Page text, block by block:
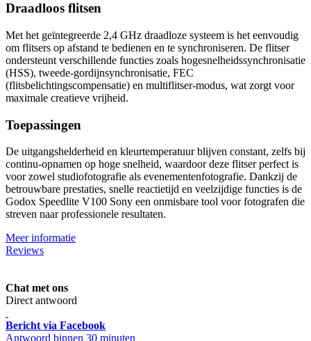
Draadloos flitsen
Met het geïntegreerde 2,4 GHz draadloze systeem is het eenvoudig
om flitsers op afstand te bedienen en te synchroniseren. De flitser
ondersteunt verschillende functies zoals hogesnelheidssynchronisatie
(HSS), tweede-gordijnsynchronisatie, FEC
(flitsbelichtingscompensatie) en multiflitser-modus, wat zorgt voor
maximale creatieve vrijheid.
Toepassingen
De uitgangshelderheid en kleurtemperatuur blijven constant, zelfs bij
continu-opnamen op hoge snelheid, waardoor deze flitser perfect is
voor zowel studiofotografie als evenementenfotografie. Dankzij de
betrouwbare prestaties, snelle reactietijd en veelzijdige functies is de
Godox Speedlite V100 Sony een onmisbare tool voor fotografen die
streven naar professionele resultaten.
Meer informatie
Reviews
Chat met ons
Direct antwoord
Bericht via Facebook
Antwoord binnen 30 minuten